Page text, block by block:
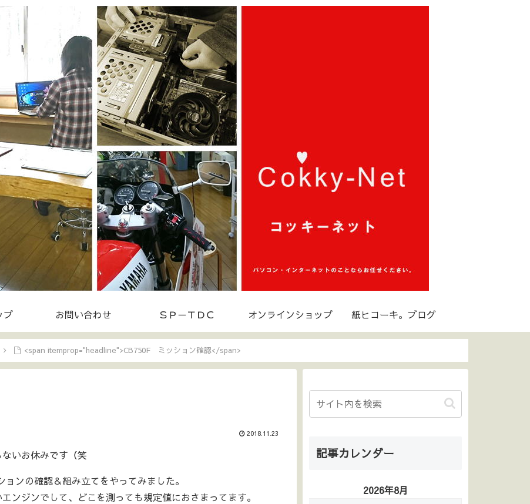
プ お問い合わせ ＳＰ－ＴＤＣ オンラインショップ 紙ヒコーキ。ブログ
<span itemprop="headline">CB750F ミッション確認</span>
2018.11.23
いお休みです（笑
ンの確認＆組み立てをやってみました。
ンジンでして、どこを測っても規定値におさまってます。
記事カレンダー
2026年8月